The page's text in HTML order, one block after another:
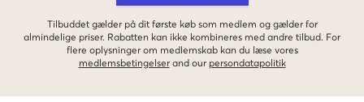
Tilbuddet gælder på dit første køb som medlem og gælder for
almindelige priser. Rabatten kan ikke kombineres med andre tilbud. For
flere oplysninger om medlemskab kan du læse vores
medlemsbetingelser and our persondatapolitik